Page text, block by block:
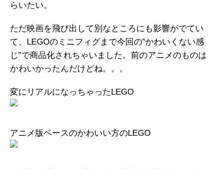
らいたい。
ただ映画を飛び出して別なところにも影響がでてい
て、LEGOのミニフィグまで今回の”かわいくない感
じ”で商品化されちゃいました。前のアニメのものは
かわいかったんだけどね。。。
変にリアルになっちゃったLEGO
アニメ版ベースのかわいい方のLEGO